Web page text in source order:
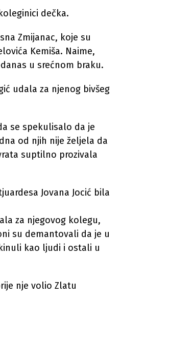
dečka.
Zmijanac, koje su
Kemiša. Naime,
u srećnom braku.
udala za njenog bivšeg
se spekulisalo da je
od njih nije željela da
suptilno prozivala
Jovana Jocić bila
za njegovog kolegu,
su demantovali da je u
kao ljudi i ostali u
nje volio Zlatu